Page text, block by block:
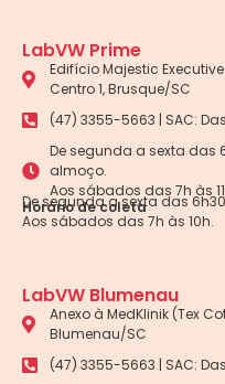
LabVW Prime
Edifício Majestic
Centro 1, Brusque/SC
(47) 3355-5663 | SAC:
De segunda a sexta das
almoço.
Aos sábados das 7h às
Horário de coleta
De segunda a sexta das
Aos sábados das 7h às 10h.
LabVW Blumenau
Anexo à MedKlinik (Tex
Blumenau/SC
(47) 3355-5663 | SAC: